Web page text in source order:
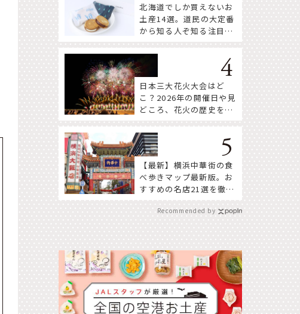
北海道でしか買えないお
土産14選。道民の大定番
から知る人ぞ知る注目株
日本三大花火大会はど
こ？2026年の開催日や見
どころ、花火の歴史を知
【最新】横浜中華街の食
べ歩きマップ最新版。お
すすめの名店21選を徹底
Recommended by